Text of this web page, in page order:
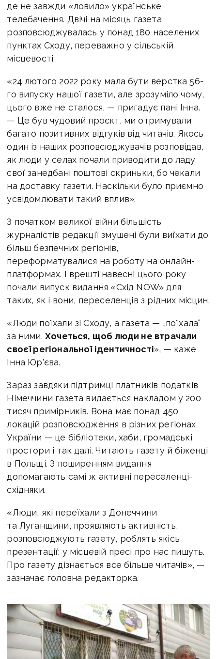
де не завжди «ловило» українське
телебачення. Двічі на місяць газета
розповсюджувалась у понад 180 населених
пунктах Сходу, переважно у сільській
місцевості.
«24 лютого 2022 року мала бути верстка 56-
го випуску нашої газети, але зрозуміло чому,
цього вже не сталося, — пригадує пані Інна.
— Це був чудовий проєкт, ми отримували
багато позитивних відгуків від читачів. Якось
один із наших розповсюджувачів розповідав,
як люди у селах почали приводити до ладу
свої занедбані поштові скриньки, бо чекали
на доставку газети. Наскільки було приємно
усвідомлювати такий вплив».
З початком великої війни більшість
журналістів редакції змушені були виїхати до
більш безпечних регіонів,
переформатувалися на роботу на онлайн-
платформах. І врешті навесні цього року
почали випуск видання «Схід NOW» для
таких, як і вони, переселенців з рідних місцин.
«Люди поїхали зі Сходу, а газета — „поїхала“
за ними.Хочеться, щоб люди не втрачали
своєї регіональної ідентичності», — каже
Інна Юр'єва.
Зараз завдяки підтримці платників податків
Німеччини газета видається накладом у 200
тисяч примірників. Вона має понад 450
локацій розповсюдження в різних регіонах
України — це бібліотеки, хаби, громадські
простори і так далі. Читають газету й біженці
в Польщі. З поширенням видання
допомагають самі ж активні переселенці-
східняки.
«Люди, які переїхали з Донеччини
та Луганщини, проявляють активність,
розповсюджують газету, роблять якісь
презентації; у місцевій пресі про нас пишуть.
Про газету дізнається все більше читачів», —
зазначає головна редакторка.